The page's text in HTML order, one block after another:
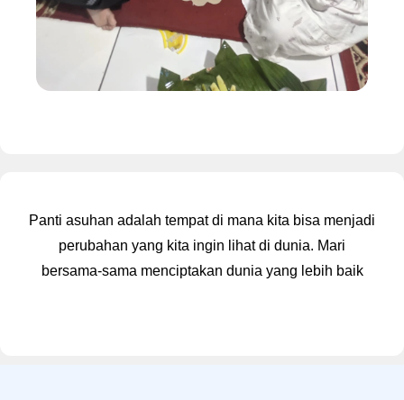
Panti asuhan adalah tempat di mana kita bisa menjadi
perubahan yang kita ingin lihat di dunia. Mari
bersama-sama menciptakan dunia yang lebih baik